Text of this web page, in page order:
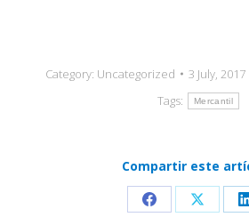
Category: Uncategorized 3 July, 2017
Tags:
Mercantil
Compartir este
Share Share